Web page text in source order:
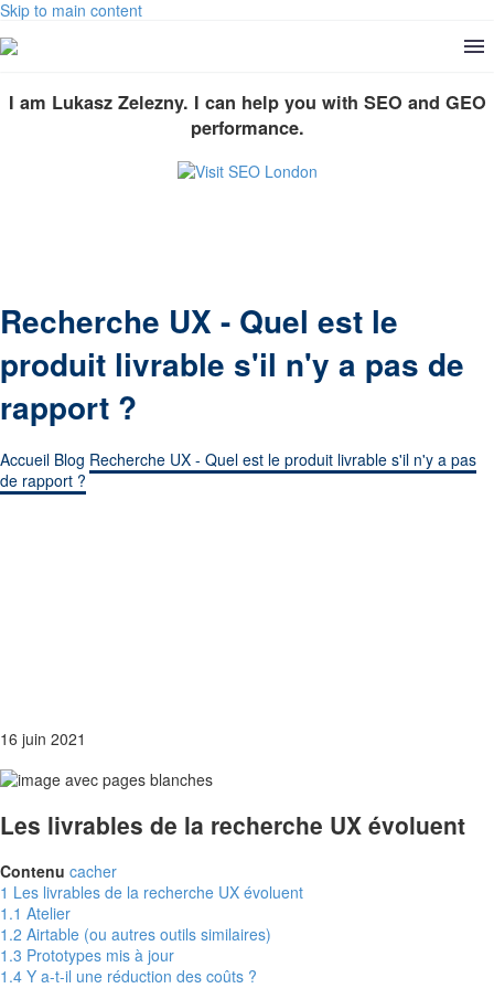
Skip to main content
I am Lukasz Zelezny. I can help you with SEO and GEO
performance.
Recherche UX - Quel est le
produit livrable s'il n'y a pas de
rapport ?
Accueil Blog Recherche UX - Quel est le produit livrable s'il n'y a pas
de rapport ?
16 juin 2021
Les livrables de la recherche UX évoluent
Contenu cacher
1 Les livrables de la recherche UX évoluent
1.1 Atelier
1.2 Airtable (ou autres outils similaires)
1.3 Prototypes mis à jour
1.4 Y a-t-il une réduction des coûts ?